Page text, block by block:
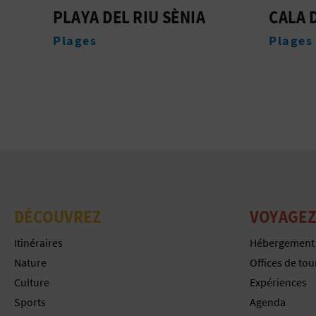
PLAYA DEL RIU SÈNIA
Plages
CALA
Plages
DÉCOUVREZ
Itinéraires
Nature
Culture
Sports
VOYAGEZ
Hébergement
Offices de
Expériences
Agenda